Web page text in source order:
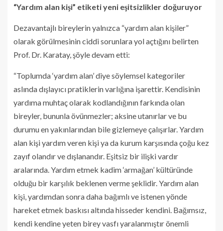
“Yardım alan kişi” etiketi yeni eşitsizlikler doğuruyor
Dezavantajlı bireylerin yalnızca “yardım alan kişiler”
olarak görülmesinin ciddi sorunlara yol açtığını belirten
Prof. Dr. Karatay, şöyle devam etti:
“Toplumda ‘yardım alan’ diye söylemsel kategoriler
aslında dışlayıcı pratiklerin varlığına işarettir. Kendisinin
yardıma muhtaç olarak kodlandığının farkında olan
bireyler, bununla övünmezler; aksine utanırlar ve bu
durumu en yakınlarından bile gizlemeye çalışırlar. Yardım
alan kişi yardım veren kişi ya da kurum karşısında çoğu kez
zayıf olandır ve dışlanandır. Eşitsiz bir ilişki vardır
aralarında. Yardım etmek kadim ‘armağan’ kültüründe
olduğu bir karşılık beklenen verme şeklidir. Yardım alan
kişi, yardımdan sonra daha bağımlı ve istenen yönde
hareket etmek baskısı altında hisseder kendini. Bağımsız,
kendi kendine yeten birey vasfı yaralanmıştır önemli